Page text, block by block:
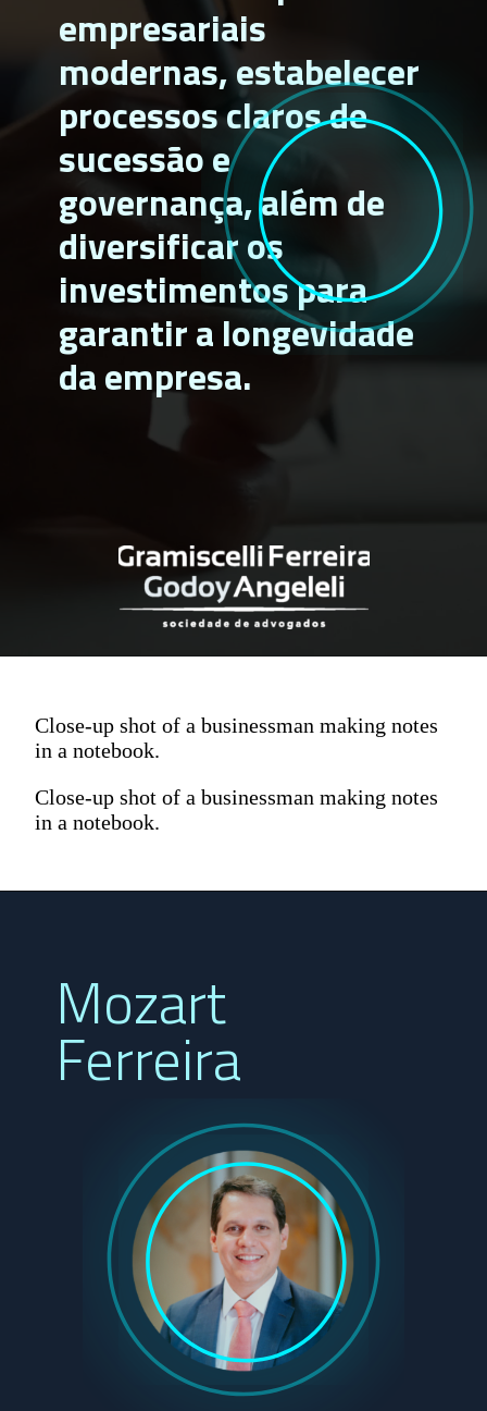
empresariais
modernas, estabelecer
processos claros de
sucessão e
governança, além de
diversificar os
investimentos para
garantir a longevidade
da empresa.
Close-up shot of a businessman making notes
in a notebook.
Close-up shot of a businessman making notes
in a notebook.
Mozart
Ferreira